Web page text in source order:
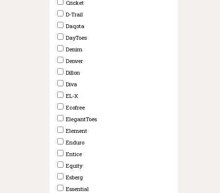
Cricket
D-Trail
Daqota
DayToes
Denim
Denver
Dillon
Diva
EL-X
Ecofree
ElegantToes
Element
Enduro
Entice
Equity
Esberg
Essential